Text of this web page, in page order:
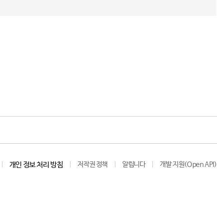
개인 정보 처리 방침 저작권 정책 알립니다 개발 지원(Open API)